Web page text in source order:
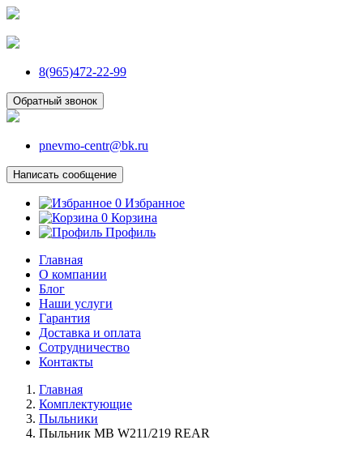
8(965)472-22-99
Обратный звонок
pnevmo-centr@bk.ru
Написать сообщение
0 Избранное
0 Корзина
Профиль
Главная
О компании
Блог
Наши услуги
Гарантия
Доставка и оплата
Сотрудничество
Контакты
Главная
Комплектующие
Пыльники
Пыльник MB W211/219 REAR